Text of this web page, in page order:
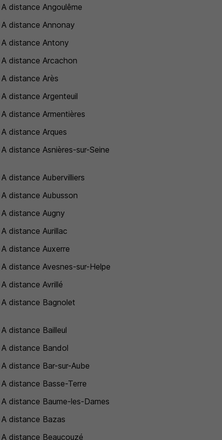
A distance Angoulême
A distance Annonay
A distance Antony
A distance Arcachon
A distance Arès
A distance Argenteuil
A distance Armentières
distance Arques
A distance Asnières-sur-Seine
distance Aubervilliers
A distance Aubusson
A distance Augny
distance Aurillac
A distance Auxerre
A distance Avesnes-sur-Helpe
distance Avrillé
A distance Bagnolet
distance Bailleul
A distance Bandol
A distance Bar-sur-Aube
A distance Basse-Terre
A distance Baume-les-Dames
A distance Bazas
A distance Beaucouzé